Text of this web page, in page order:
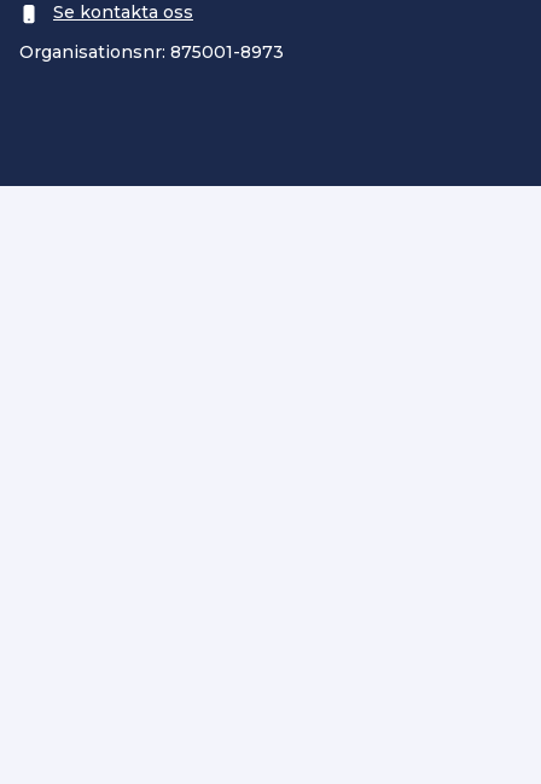
Se kontakta oss
Organisationsnr: 875001-8973